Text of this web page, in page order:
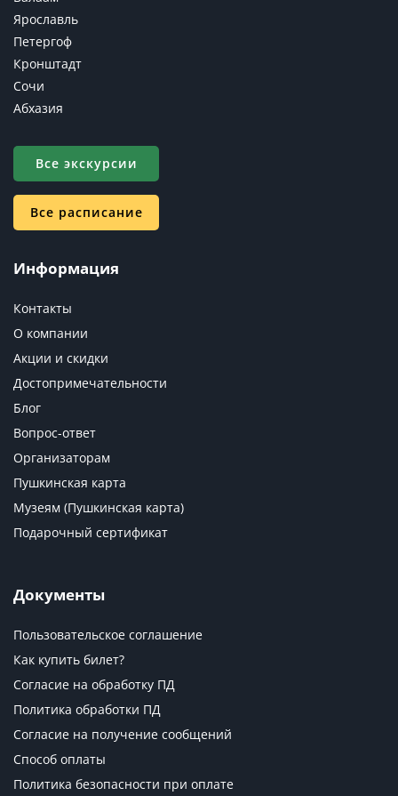
Ярославль
Петергоф
Кронштадт
Сочи
Абхазия
Все экскурсии
Все расписание
Информация
Контакты
О компании
Акции и скидки
Достопримечательности
Блог
Вопрос-ответ
Организаторам
Пушкинская карта
Музеям (Пушкинская карта)
Подарочный сертификат
Документы
Пользовательское соглашение
Как купить билет?
Согласие на обработку ПД
Политика обработки ПД
Согласие на получение сообщений
Способ оплаты
Политика безопасности при оплате